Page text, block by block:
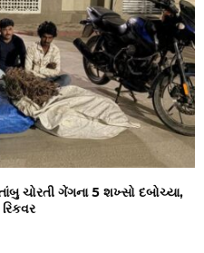
ચોરતી ગેંગના 5 શખ્સો દબોચ્યા,